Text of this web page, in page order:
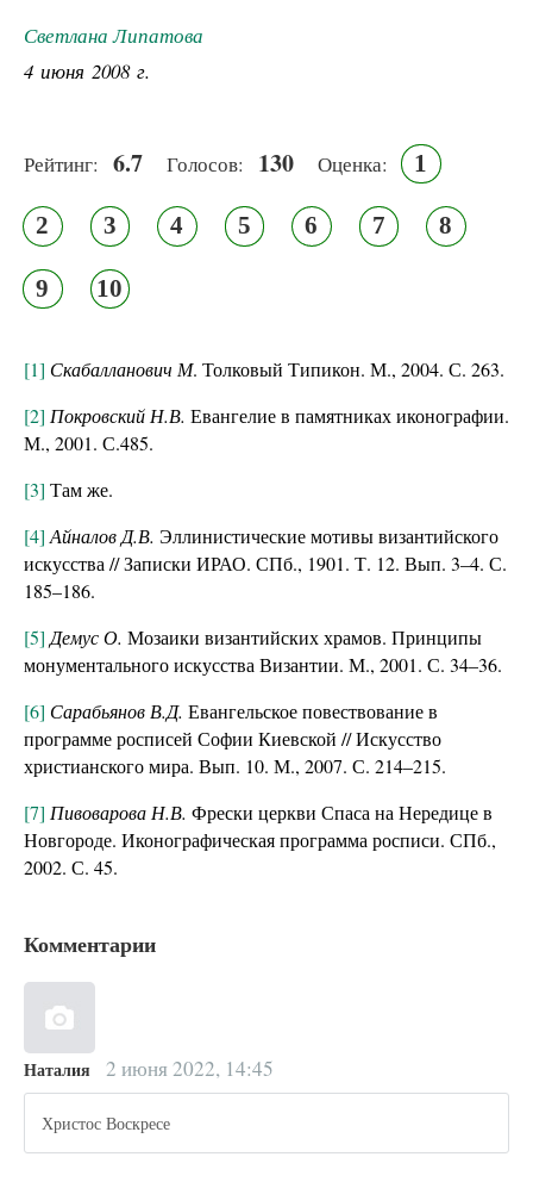
Светлана Липатова
4 июня 2008 г.
Рейтинг: 6.7 Голосов: 130 Оценка: 1
2 3 4 5 6 7 8
9 10
[1] Скабалланович М. Толковый Типикон. М., 2004. С. 263.
[2] Покровский Н.В. Евангелие в памятниках иконографии.
М., 2001. С.485.
[3] Там же.
[4] Айналов Д.В. Эллинистические мотивы византийского
искусства // Записки ИРАО. СПб., 1901. Т. 12. Вып. 3–4. С.
185–186.
[5] Демус О. Мозаики византийских храмов. Принципы
монументального искусства Византии. М., 2001. С. 34–36.
[6] Сарабьянов В.Д. Евангельское повествование в
программе росписей Софии Киевской // Искусство
христианского мира. Вып. 10. М., 2007. С. 214–215.
[7] Пивоварова Н.В. Фрески церкви Спаса на Нередице в
Новгороде. Иконографическая программа росписи. СПб.,
2002. С. 45.
Комментарии
Наталия 2 июня 2022, 14:45
Христос Воскресе